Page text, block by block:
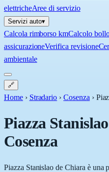
elettricheAree di servizio
Servizi auto▾
Calcola rimborso kmCalcolo
assicurazioneVerifica revisione
ambientale
🔗
Home › Stradario › Cosenza ›
Piazza
Cosenza
Piazza Stanislao de Chiara è una